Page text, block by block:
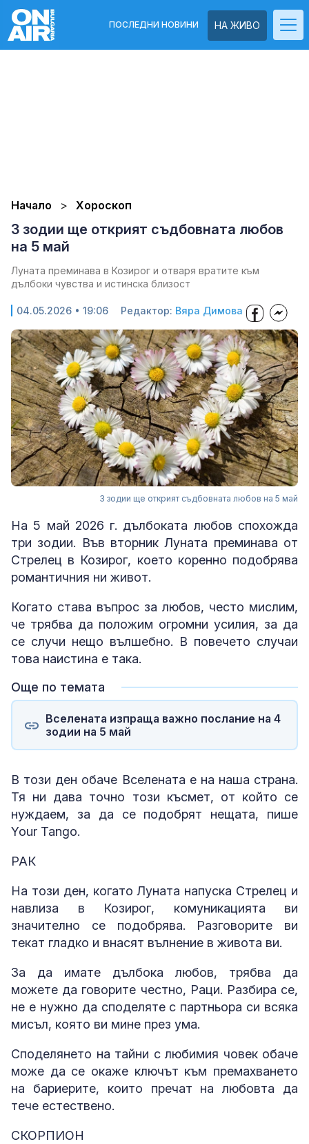
НА ЖИВО
ПОСЛЕДНИ НОВИНИ
Начало Хороскоп
3 зодии ще открият съдбовната любов
на 5 май
Луната преминава в Козирог и отваря вратите към
дълбоки чувства и истинска близост
04.05.2026 • 19:06 Редактор: Вяра Димова
3 зодии ще открият съдбовната любов на 5 май
На 5 май 2026 г. дълбоката любов спохожда
три зодии. Във вторник Луната преминава от
Стрелец в Козирог, което коренно подобрява
романтичния ни живот.
Когато става въпрос за любов, често мислим,
че трябва да положим огромни усилия, за да
се случи нещо вълшебно. В повечето случаи
това наистина е така.
Още по темата
Вселената изпраща важно послание на 4
зодии на 5 май
В този ден обаче Вселената е на наша страна.
Тя ни дава точно този късмет, от който се
нуждаем, за да се подобрят нещата, пише
Your Tango.
РАК
На този ден, когато Луната напуска Стрелец и
навлиза в Козирог, комуникацията ви
значително се подобрява. Разговорите ви
текат гладко и внасят вълнение в живота ви.
За да имате дълбока любов, трябва да
можете да говорите честно, Раци. Разбира се,
не е нужно да споделяте с партньора си всяка
мисъл, която ви мине през ума.
Споделянето на тайни с любимия човек обаче
може да се окаже ключът към премахването
на бариерите, които пречат на любовта да
тече естествено.
СКОРПИОН